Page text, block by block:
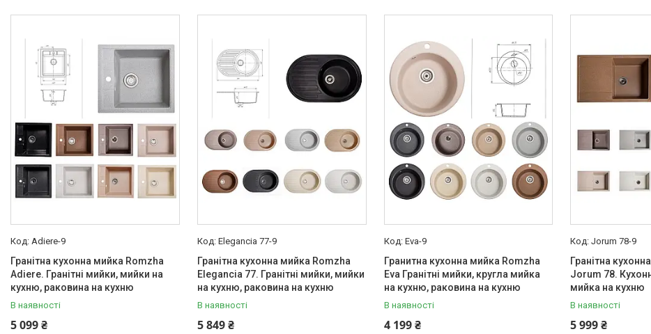
Adiere-9
Гранітна кухонна мийка Romzha
Adiere. Гранітні мийки, мийки на
кухню, раковина на кухню
В наявності
5 099 ₴
Elegancia 77-9
Гранітна кухонна мийка Romzha
Elegancia 77. Гранітні мийки, мийки
на кухню, раковина на кухню
В наявності
5 849 ₴
Eva-9
Гранитна кухонна мийка Romzha
Eva Гранітні мийки, кругла мийка
на кухню, раковина на кухню
В наявності
4 199 ₴
Jorum 78-9
Гранітна
Jorum 78.
мийка на кухню
В наявності
5 999 ₴